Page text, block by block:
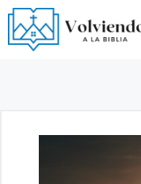
Saltar
al
contenido